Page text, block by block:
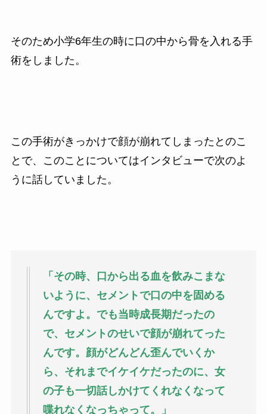
そのため小学6年生の時に口の中から骨を入れる手
術をしました。
この手術がきっかけで顔が崩れてしまったとのこ
とで、このことについてはインタビューで次のよ
うに話していました。
「その時、口から出る血を飲みこまな
いように、セメントで口の中を固める
んですよ。でも当時成長期だったの
で、セメントのせいで顔が崩れてった
んです。顔がどんどん歪んでいくか
ら、それまでイケイケだったのに、女
の子も一切話しかけてくれなくなって
喋れなくなっちゃって。」